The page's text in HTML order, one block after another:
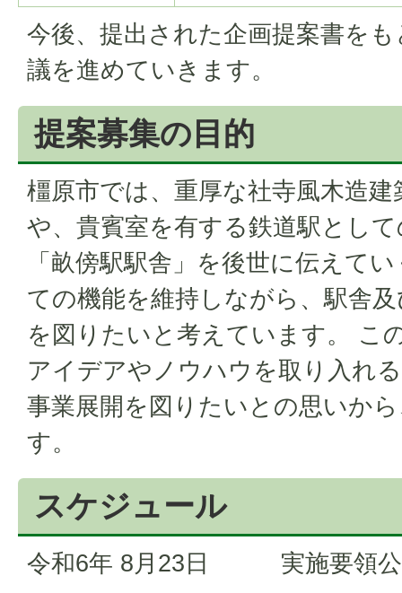
今後、提出された企画提案書を
議を進めていきます。
提案募集の目的
橿原市では、重厚な社寺風木造
や、貴賓室を有する鉄道駅とし
「畝傍駅駅舎」を後世に伝えて
ての機能を維持しながら、駅舎
を図りたいと考えています。 こ
アイデアやノウハウを取り入れ
事業展開を図りたいとの思いか
す。
スケジュール
令和6年 8月23日 実施要領